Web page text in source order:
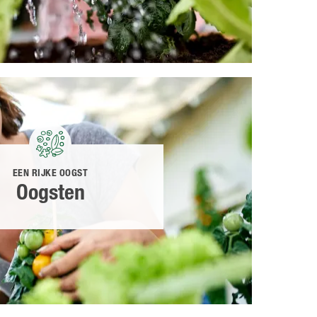
EEN RIJKE OOGST
Oogsten